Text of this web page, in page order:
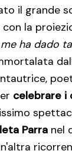
il grande
la
ha dado
celebrare i
Parra nel